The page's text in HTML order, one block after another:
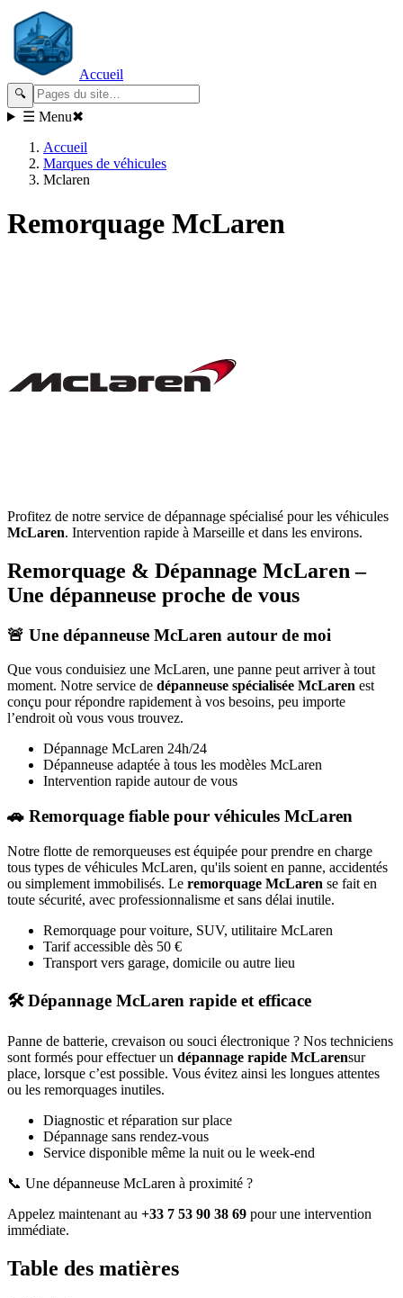
Accueil
🔍
☰ Menu✖
Accueil
Marques de véhicules
Mclaren
Remorquage McLaren
Profitez de notre service de dépannage spécialisé pour les véhicules
McLaren. Intervention rapide à Marseille et dans les environs.
Remorquage & Dépannage McLaren –
Une dépanneuse proche de vous
🚨 Une dépanneuse McLaren autour de moi
Que vous conduisiez une McLaren, une panne peut arriver à tout
moment. Notre service de dépanneuse spécialisée McLaren est
conçu pour répondre rapidement à vos besoins, peu importe
l’endroit où vous vous trouvez.
Dépannage McLaren 24h/24
Dépanneuse adaptée à tous les modèles McLaren
Intervention rapide autour de vous
🚗 Remorquage fiable pour véhicules McLaren
Notre flotte de remorqueuses est équipée pour prendre en charge
tous types de véhicules McLaren, qu'ils soient en panne, accidentés
ou simplement immobilisés. Le remorquage McLaren se fait en
toute sécurité, avec professionnalisme et sans délai inutile.
Remorquage pour voiture, SUV, utilitaire McLaren
Tarif accessible dès 50 €
Transport vers garage, domicile ou autre lieu
🛠️ Dépannage McLaren rapide et efficace
Panne de batterie, crevaison ou souci électronique ? Nos techniciens
sont formés pour effectuer un dépannage rapide McLarensur
place, lorsque c’est possible. Vous évitez ainsi les longues attentes
ou les remorquages inutiles.
Diagnostic et réparation sur place
Dépannage sans rendez-vous
Service disponible même la nuit ou le week-end
📞 Une dépanneuse McLaren à proximité ?
Appelez maintenant au +33 7 53 90 38 69 pour une intervention
immédiate.
Table des matières